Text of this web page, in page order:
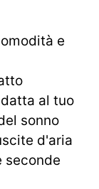
e
al tuo
sonno
d'aria
seconde